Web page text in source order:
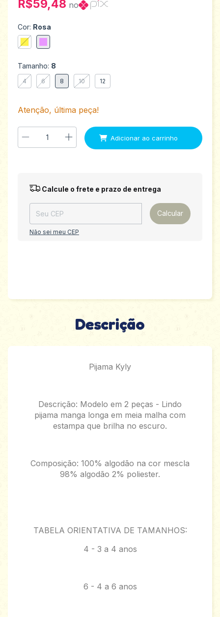
R$59,48 no
Cor: Rosa
Tamanho: 8
4 6 8 10 12
Atenção, última peça!
Entregas para o CEP: Alterar CEP
Calcule o frete e prazo de entrega
Calcular
Não sei meu CEP
Descrição
Pijama Kyly
Descrição: Modelo em 2 peças - Lindo
pijama manga longa em meia malha com
estampa que brilha no escuro.
Composição: 100% algodão na cor mescla
98% algodão 2% poliester.
TABELA ORIENTATIVA DE TAMANHOS:
4 - 3 a 4 anos
6 - 4 a 6 anos